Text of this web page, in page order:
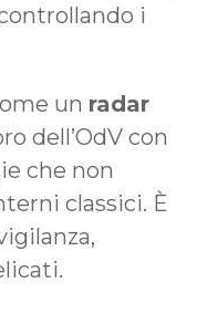
i
un radar
dell’OdV con
che non
classici. È